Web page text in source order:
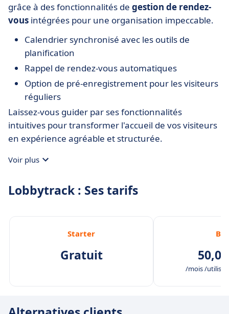
grâce à des fonctionnalités de gestion de rendez-
vous intégrées pour une organisation impeccable.
Calendrier synchronisé avec les outils de
planification
Rappel de rendez-vous automatiques
Option de pré-enregistrement pour les visiteurs
réguliers
Laissez-vous guider par ses fonctionnalités
intuitives pour transformer l'accueil de vos visiteurs
en expérience agréable et structurée.
Voir plus
Lobbytrack : Ses tarifs
Starter
Gratuit
/mois /